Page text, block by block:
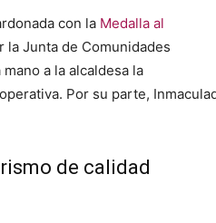
con la Medalla al
la Junta de Comunidades
a la alcaldesa la
Por su parte,
de calidad